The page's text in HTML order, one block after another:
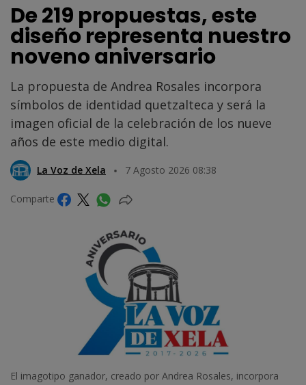
De 219 propuestas, este
diseño representa nuestro
noveno aniversario
La propuesta de Andrea Rosales incorpora
símbolos de identidad quetzalteca y será la
imagen oficial de la celebración de los nueve
años de este medio digital.
La Voz de Xela 7 Agosto 2026 08:38
Comparte
El imagotipo ganador, creado por Andrea Rosales, incorpora